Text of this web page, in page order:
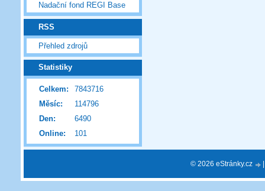
Nadační fond REGI Base
RSS
Přehled zdrojů
Statistiky
Online: 101
Celkem:
7843716
Měsíc:
114796
Den:
6490
© 2026 eStránky.cz